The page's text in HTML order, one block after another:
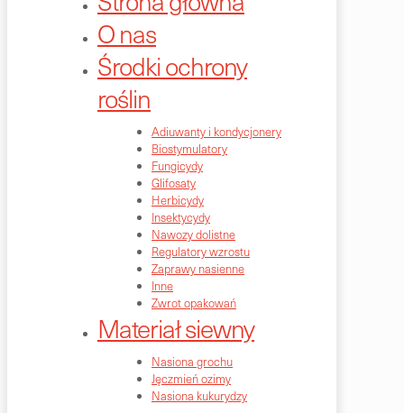
O nas
Środki ochrony
roślin
Adiuwanty i kondycjonery
Biostymulatory
Fungicydy
Glifosaty
Herbicydy
Insektycydy
Nawozy dolistne
Regulatory wzrostu
Zaprawy nasienne
Inne
Zwrot opakowań
Materiał siewny
Nasiona grochu
Jęczmień ozimy
Nasiona kukurydzy